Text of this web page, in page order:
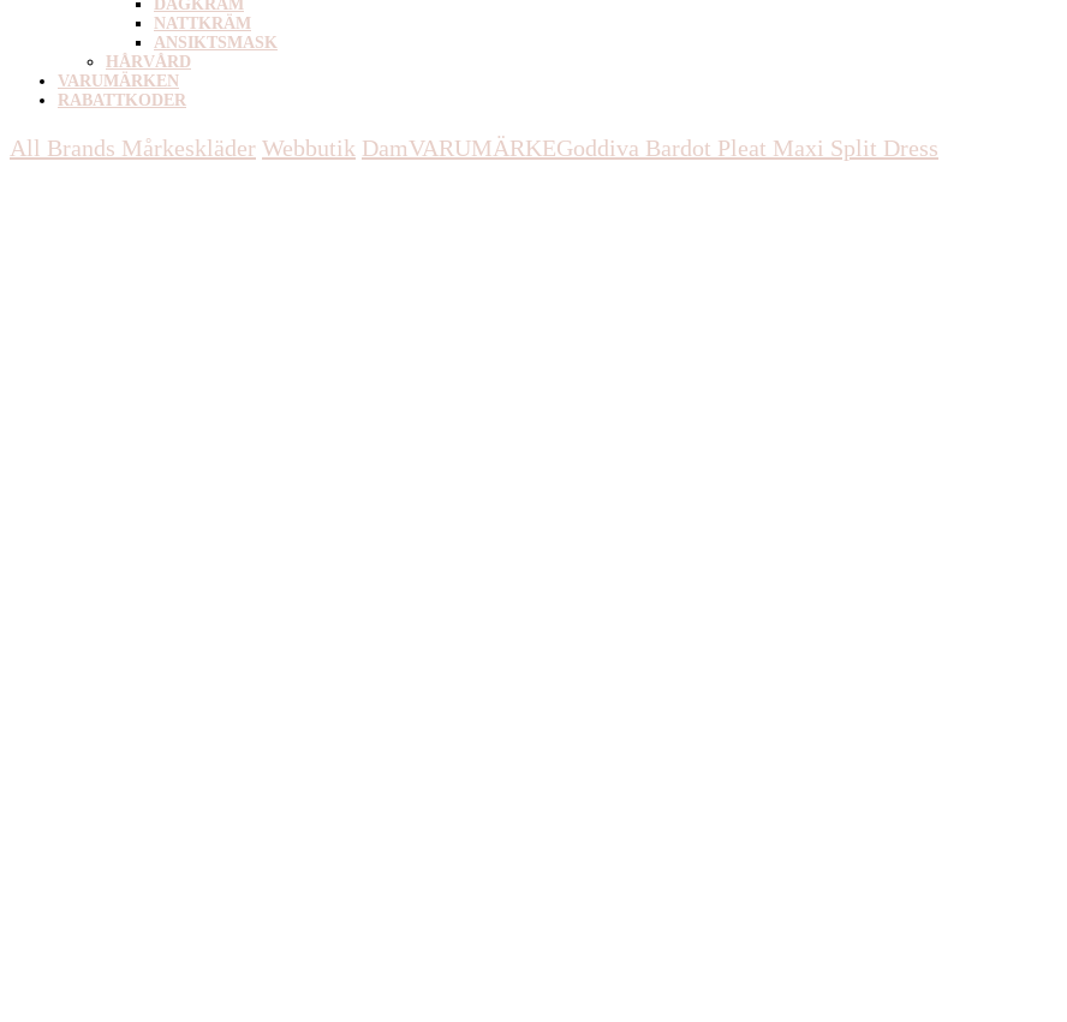
DAGKRÄM
NATTKRÄM
ANSIKTSMASK
HÅRVÅRD
VARUMÄRKEN
RABATTKODER
All Brands Mårkeskläder Webbutik DamVARUMÄRKEGoddiva Bardot Pleat Maxi Split Dress